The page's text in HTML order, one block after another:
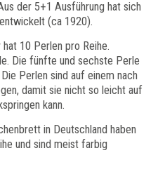
der 5+1 Ausführung hat sich
(ca 1920).
10 Perlen pro Reihe.
Die fünfte und sechste Perle
Perlen sind auf einem nach
damit sie nicht so leicht auf
kann.
in Deutschland haben
und sind meist farbig